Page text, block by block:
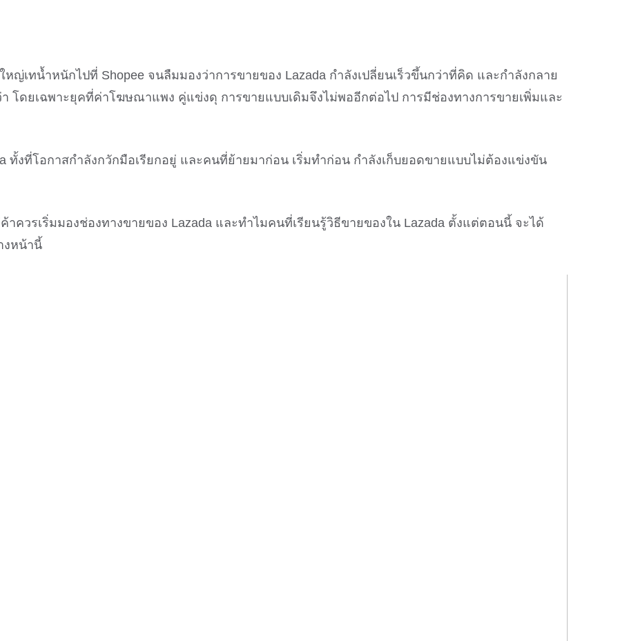
เทน้ำหนักไปที่ Shopee จนลืมมองว่าการขายของ Lazada กำลังเปลี่ยนเร็วขึ้นกว่าที่คิด และกำลังกลาย
า โดยเฉพาะยุคที่ค่าโฆษณาแพง คู่แข่งดุ การขายแบบเดิมจึงไม่พออีกต่อไป การมีช่องทางการขายเพิ่มและ
ทั้งที่โอกาสกำลังกวักมือเรียกอยู่ และคนที่ย้ายมาก่อน เริ่มทำก่อน กำลังเก็บยอดขายแบบไม่ต้องแข่งขัน
าควรเริ่มมองช่องทางขายของ Lazada และทำไมคนที่เรียนรู้วิธีขายของใน Lazada ตั้งแต่ตอนนี้ จะได้
งหน้านี้